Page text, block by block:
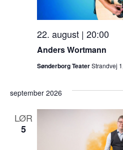
Anders Wortmann
22. august | 20:00
Sønderborg TeaterStrandvej
september 2026
LØR
5